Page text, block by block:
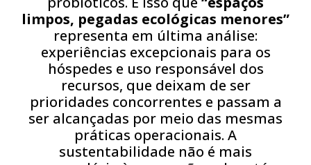
limpos, pegadas ecológicas menores”
representa em última análise:
experiências excepcionais para os
hóspedes e uso responsável dos
recursos, que deixam de ser
prioridades concorrentes e passam a
ser alcançadas por meio das mesmas
práticas operacionais. A
sustentabilidade não é mais